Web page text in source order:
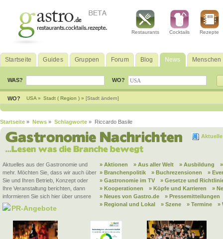
Restaurants Cocktails Rezepte
Startseite Guides Gruppen Forum Blog News Menschen
WAS? WO?
WO? USA » Stadt ( Region ) » [Stadt ändern]
Startseite » News » Schlagworte » Riccardo Basile
Aktuelles aus der Gastronomie und
mehr. Möchten Sie, dass wir auch über
Sie und Ihren Betrieb, Konzept oder
Ihre Veranstaltung berichten, dann
informieren Sie sich hier über unsere
PR-Angebote
» Aktionen » Aus aller Welt » Ausbildung
» Branchenpolitik
» Buchrezensionen
»
» Gastronomie im TV
» Gesetze und
» Kooperationen
» Köpfe und Karrieren
»
» Neues von Gastro.de
» Pressemitteilungen
» Regional und Lokal
» Szene » Termine »